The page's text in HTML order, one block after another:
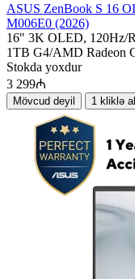
ASUS ZenBook S 16
M006E0 (2026)
16" 3K OLED, 120Hz/
1TB G4/AMD Radeon
Stokda yoxdur
3 299₼
Mövcud deyil 1 kliklə al